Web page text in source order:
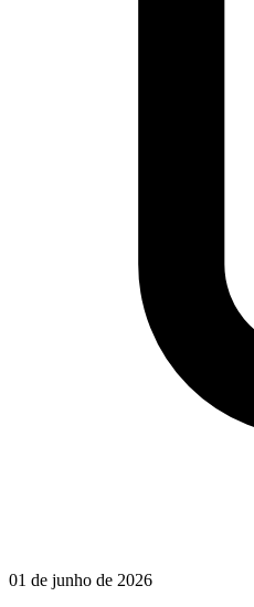
01 de junho de 2026